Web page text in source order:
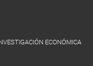
ECONÓMICA